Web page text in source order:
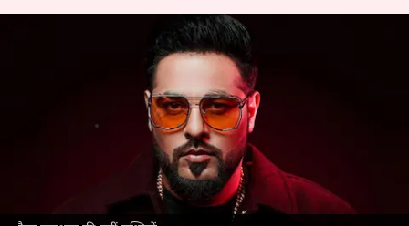
'टटीरी' विवाद में रैपर बादशाह की
मुश्किलें बढ़ीं, राष्ट्रीय महिला आयोग ने
Mar 19, 2026 01:28 pm
रैपर बादशाहअपने हालिया रिलीज गाने 'टटीरी' को लेकर